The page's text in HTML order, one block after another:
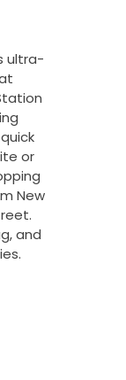
ultra-
or
New
and